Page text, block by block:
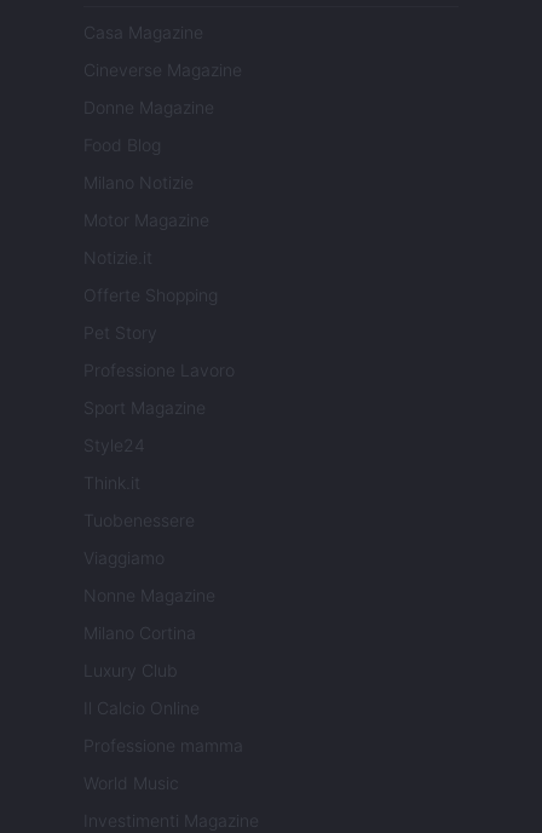
Casa Magazine
Cineverse Magazine
Donne Magazine
Food Blog
Milano Notizie
Motor Magazine
Notizie.it
Offerte Shopping
Pet Story
Professione Lavoro
Sport Magazine
Style24
Think.it
Tuobenessere
Viaggiamo
Nonne Magazine
Milano Cortina
Luxury Club
Il Calcio Online
Professione mamma
World Music
Investimenti Magazine